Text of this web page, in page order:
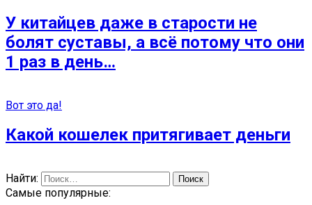
У китайцев даже в старости не
болят суставы, а всё потому что они
1 раз в день…
Вот это да!
Какой кошелек притягивает деньги
Найти:
Самые популярные: